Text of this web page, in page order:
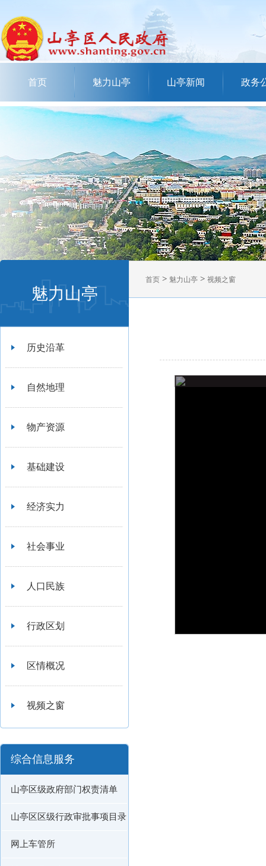
首页 魅力山亭 山亭新闻 政务
魅力山亭
历史沿革
自然地理
物产资源
基础建设
经济实力
社会事业
人口民族
行政区划
区情概况
视频之窗
综合信息服务
山亭区级政府部门权责清单
山亭区区级行政审批事项目录
网上车管所
首页 > 魅力山亭 > 视频之窗